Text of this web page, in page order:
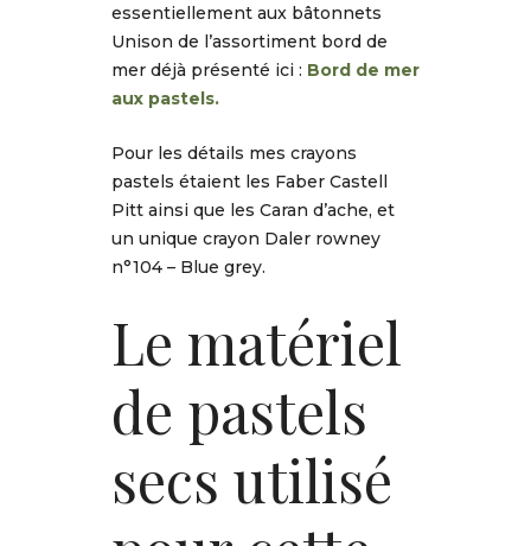
essentiellement aux bâtonnets
Unison de l’assortiment bord de
mer déjà présenté ici : Bord de mer
aux pastels.
Pour les détails mes crayons
pastels étaient les Faber Castell
Pitt ainsi que les Caran d’ache, et
un unique crayon Daler rowney
n°104 – Blue grey.
Le matériel
de pastels
secs utilisé